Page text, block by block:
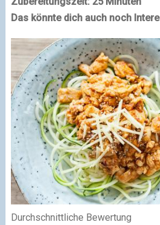
Das könnte dich auch noch
Durchschnittliche Bewertung